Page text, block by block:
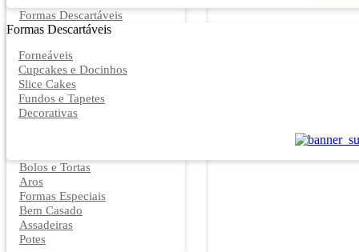
Formas Descartáveis
Formas Descartáveis
Forneáveis
Cupcakes e Docinhos
Slice Cakes
Fundos e Tapetes
Decorativas
Bolos e Tortas
Aros
Formas Especiais
Bem Casado
Assadeiras
Potes